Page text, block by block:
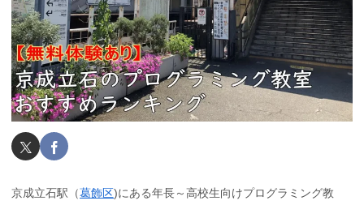
京成立石駅（葛飾区)にある年長～高校生向けプログラミング教